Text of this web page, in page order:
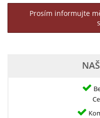
Prosím informujte